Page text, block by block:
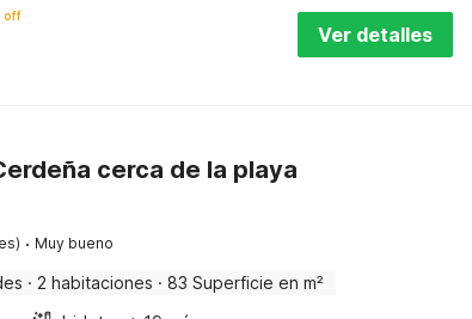
off
Ver detalles
cerca de la playa
· Muy bueno
· 2 habitaciones · 83 Superficie en m²